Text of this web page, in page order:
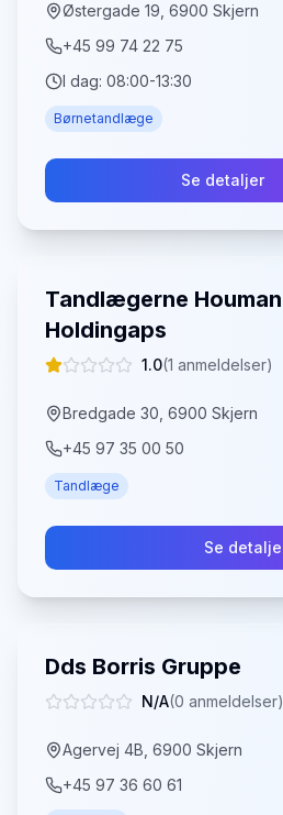
Østergade 19, 6900 Skjern
+45 99 74 22 75
I dag: 08:00-13:30
Børnetandlæge
Se detaljer
Tandlægerne
Holdingaps
1.0(1 anmeldelser)
Bredgade 30, 6900 Skjern
+45 97 35 00 50
Tandlæge
Se
Dds Borris Gruppe
N/A(0 anmeldelser)
Agervej 4B, 6900 Skjern
+45 97 36 60 61